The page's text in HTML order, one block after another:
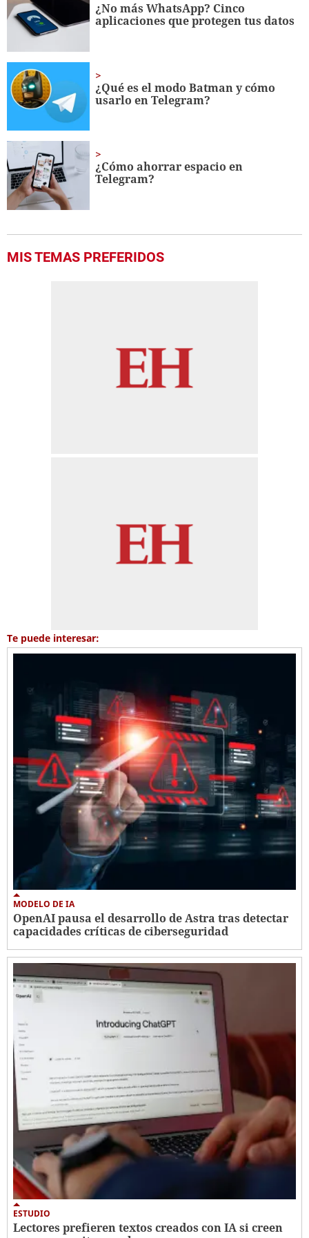
¿No más WhatsApp? Cinco
aplicaciones que protegen tus datos
¿Qué es el modo Batman y cómo
usarlo en Telegram?
¿Cómo ahorrar espacio en
Telegram?
MIS TEMAS PREFERIDOS
Te puede interesar:
MODELO DE IA
OpenAI pausa el desarrollo de Astra tras detectar
capacidades críticas de ciberseguridad
ESTUDIO
Lectores prefieren textos creados con IA si creen